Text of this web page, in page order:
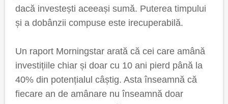
dacă investești aceeași sumă. Puterea timpului
și a dobânzii compuse este irecuperabilă.
Un raport Morningstar arată că cei care amână
investițiile chiar și doar cu 10 ani pierd până la
40% din potențialul câștig. Asta înseamnă că
fiecare an de amânare nu înseamnă doar